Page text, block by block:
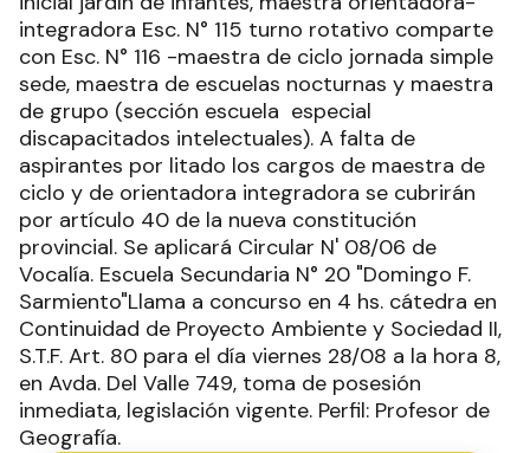
integradora Esc. N° 115 turno rotativo comparte
con Esc. N° 116 -maestra de ciclo jornada simple
sede, maestra de escuelas nocturnas y maestra
de grupo (sección escuela especial
discapacitados intelectuales). A falta de
aspirantes por litado los cargos de maestra de
ciclo y de orientadora integradora se cubrirán
por artículo 40 de la nueva constitución
provincial. Se aplicará Circular N' 08/06 de
Vocalía. Escuela Secundaria N° 20 "Domingo F.
Sarmiento"Llama a concurso en 4 hs. cátedra en
Continuidad de Proyecto Ambiente y Sociedad II,
S.T.F. Art. 80 para el día viernes 28/08 a la hora 8,
en Avda. Del Valle 749, toma de posesión
inmediata, legislación vigente. Perfil: Profesor de
Geografía.